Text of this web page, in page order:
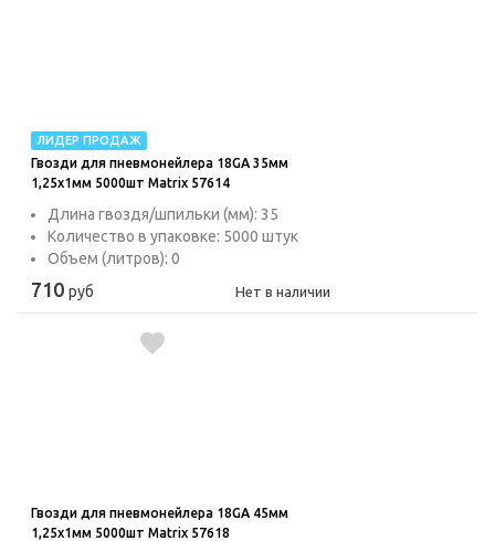
ЛИДЕР ПРОДАЖ
Гвозди для пневмонейлера 18GA 35мм
1,25х1мм 5000шт Matrix 57614
Длина гвоздя/шпильки (мм): 35
Количество в упаковке: 5000 штук
Объем (литров): 0
710 руб Нет в наличии
Гвозди для пневмонейлера 18GA 45мм
1,25х1мм 5000шт Matrix 57618